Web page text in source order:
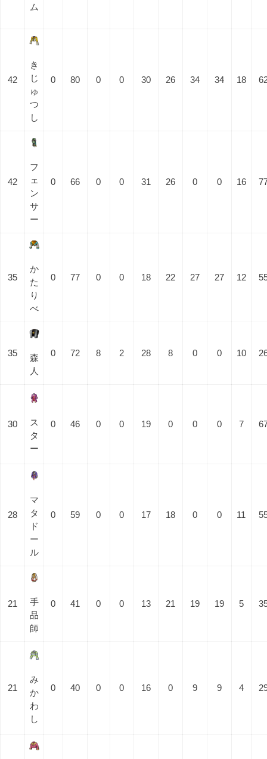
ム
42
き
じ
ゅ
つ
し
0 80 0 0 30 26 34 34 18
42
フ
ェ
ン
サ
ー
0 66 0 0 31 26 0 0 16
35
か
た
り
べ
0 77 0 0 18 22 27 27 12
35
森
人
0 72 8 2 28 8 0 0 10
30
ス
タ
ー
0 46 0 0 19 0 0 0 7
28
マ
タ
ド
ー
ル
0 59 0 0 17 18 0 0 11
21
手
品
師
0 41 0 0 13 21 19 19 5
21
み
か
わ
し
0 40 0 0 16 0 9 9 4